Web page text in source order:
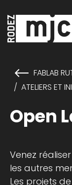
FABLAB
ATELIERS ET
Open
Venez
les autres
Les projets